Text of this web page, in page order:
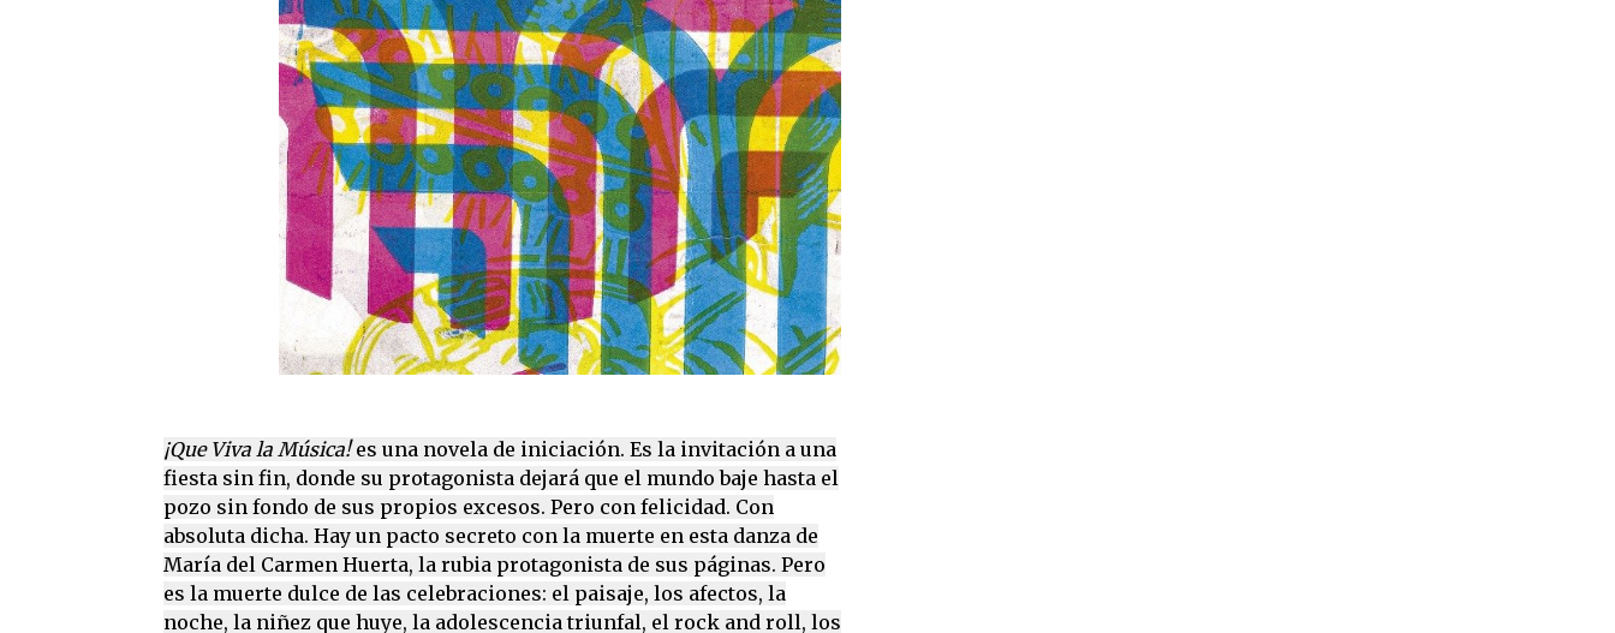
¡Que Viva la Música!es una novela de iniciación. Es la invitación a una
fiesta sin fin, donde su protagonista dejará que el mundo baje hasta el
pozo sin fondo de sus propios excesos. Pero con felicidad. Con
absoluta dicha. Hay un pacto secreto con la muerte en esta danza de
María del Carmen Huerta, la rubia protagonista de sus páginas. Pero
es la muerte dulce de las celebraciones: el paisaje, los afectos, la
noche, la niñez que huye, la adolescencia triunfal, el rock and roll, los